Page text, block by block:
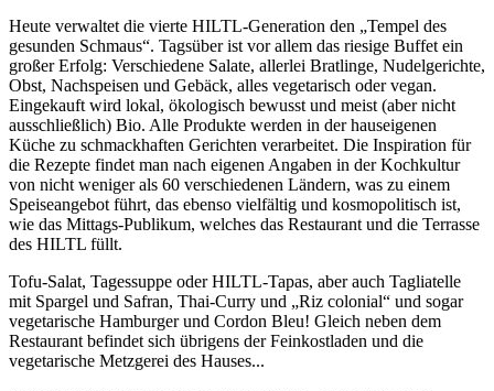
Heute verwaltet die vierte HILTL-Generation den „Tempel des
gesunden Schmaus“. Tagsüber ist vor allem das riesige Buffet ein
großer Erfolg: Verschiedene Salate, allerlei Bratlinge, Nudelgerichte,
Obst, Nachspeisen und Gebäck, alles vegetarisch oder vegan.
Eingekauft wird lokal, ökologisch bewusst und meist (aber nicht
ausschließlich) Bio. Alle Produkte werden in der hauseigenen
Küche zu schmackhaften Gerichten verarbeitet. Die Inspiration für
die Rezepte findet man nach eigenen Angaben in der Kochkultur
von nicht weniger als 60 verschiedenen Ländern, was zu einem
Speiseangebot führt, das ebenso vielfältig und kosmopolitisch ist,
wie das Mittags-Publikum, welches das Restaurant und die Terrasse
des HILTL füllt.
Tofu-Salat, Tagessuppe oder HILTL-Tapas, aber auch Tagliatelle
mit Spargel und Safran, Thai-Curry und „Riz colonial“ und sogar
vegetarische Hamburger und Cordon Bleu! Gleich neben dem
Restaurant befindet sich übrigens der Feinkostladen und die
vegetarische Metzgerei des Hauses...